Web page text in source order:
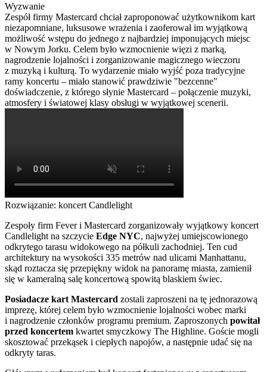
Wyzwanie
Zespół firmy Mastercard chciał zaproponować użytkownikom kart
niezapomniane, luksusowe wrażenia i zaoferował im wyjątkową
możliwość wstępu do jednego z najbardziej imponujących miejsc
w Nowym Jorku. Celem było wzmocnienie więzi z marką,
nagrodzenie lojalności i zorganizowanie magicznego wieczoru
z muzyką i kulturą. To wydarzenie miało wyjść poza tradycyjne
ramy koncertu – miało stanowić prawdziwie "bezcenne"
doświadczenie, z którego słynie Mastercard – połączenie muzyki,
atmosfery i światowej klasy obsługi w wyjątkowej scenerii.
Rozwiązanie: koncert Candlelight
Zespoły firm Fever i Mastercard zorganizowały wyjątkowy koncert
Candlelight na szczycie Edge NYC, najwyżej umiejscowionego
odkrytego tarasu widokowego na półkuli zachodniej. Ten cud
architektury na wysokości 335 metrów nad ulicami Manhattanu,
skąd roztacza się przepiękny widok na panoramę miasta, zamienił
się w kameralną salę koncertową spowitą blaskiem świec.
Posiadacze kart Mastercard zostali zaproszeni na tę jednorazową
imprezę, której celem było wzmocnienie lojalności wobec marki
i nagrodzenie członków programu premium. Zaproszonych powitał
przed koncertem kwartet smyczkowy The Highline. Goście mogli
skosztować przekąsek i ciepłych napojów, a następnie udać się na
odkryty taras.